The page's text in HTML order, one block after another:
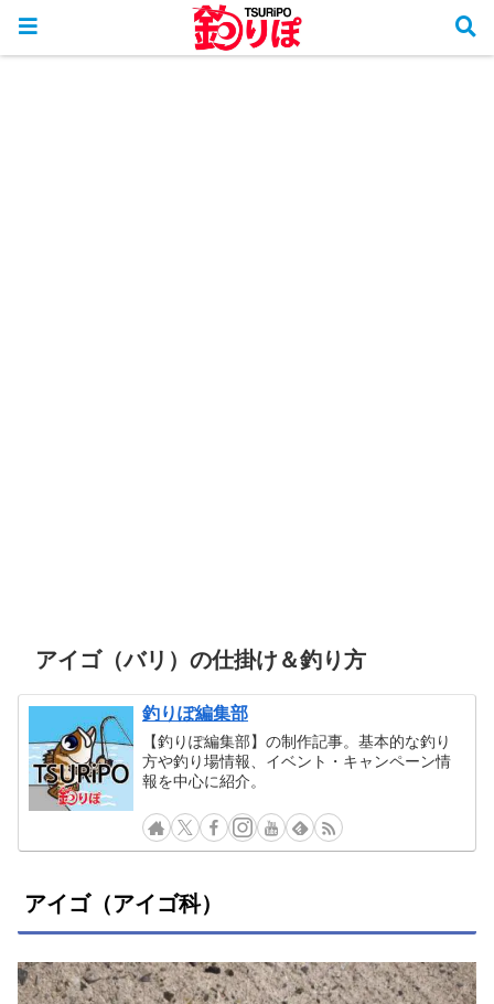
ホーム 釣り方＆仕掛け＆釣り場
アイゴ（バリ）の仕掛け＆釣り方
釣りぽ編集部
【釣りぽ編集部】の制作記事。基本的な釣り
方や釣り場情報、イベント・キャンペーン情
報を中心に紹介。
アイゴ（アイゴ科）